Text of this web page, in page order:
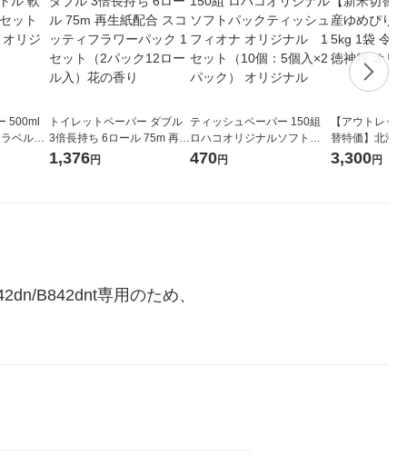
500ml
ベルレ
然水
トイレットペーパー ダブル
3倍長持ち 6ロール 75m 再生
紙配合 スコッティフラワー
1,376円
ティッシュペーパー 150組
ロハコオリジナルソフトパ
ックティッシュ フィオナ オ
470円
【アウトレッ
替特価】北海
か 無洗米 5kg
3,300円
B842dnt専用のため、